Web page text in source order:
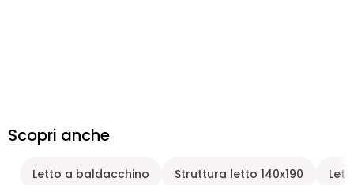
Scopri anche
Letto a baldacchino Struttura letto 140x190